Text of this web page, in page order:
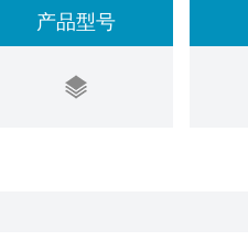
产品型号